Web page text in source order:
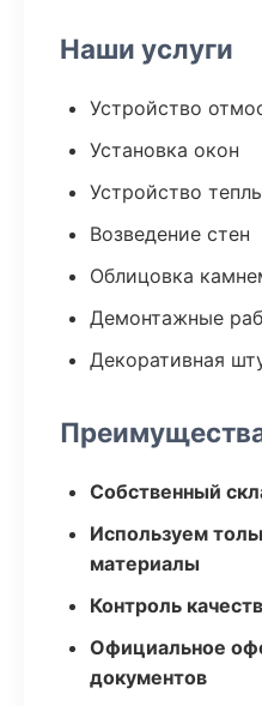
Наши услуги
Устройство
Установка окон
Устройство
Возведение стен
Облицовка
Демонтажные
Декоративная
Собственный
Используем
материалы
Контроль
Официальное
документов